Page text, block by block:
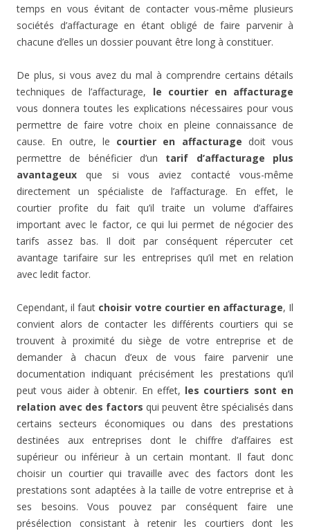
temps en vous évitant de contacter vous-même plusieurs
sociétés d’affacturage en étant obligé de faire parvenir à
chacune d’elles un dossier pouvant être long à constituer.
De plus, si vous avez du mal à comprendre certains détails
techniques de l’affacturage, le courtier en affacturage
vous donnera toutes les explications nécessaires pour vous
permettre de faire votre choix en pleine connaissance de
cause. En outre, le courtier en affacturage doit vous
permettre de bénéficier d’un tarif d’affacturage plus
avantageux que si vous aviez contacté vous-même
directement un spécialiste de l’affacturage. En effet, le
courtier profite du fait qu’il traite un volume d’affaires
important avec le factor, ce qui lui permet de négocier des
tarifs assez bas. Il doit par conséquent répercuter cet
avantage tarifaire sur les entreprises qu’il met en relation
avec ledit factor.
Cependant, il faut choisir votre courtier en affacturage, Il
convient alors de contacter les différents courtiers qui se
trouvent à proximité du siège de votre entreprise et de
demander à chacun d’eux de vous faire parvenir une
documentation indiquant précisément les prestations qu’il
peut vous aider à obtenir. En effet, les courtiers sont en
relation avec des factors qui peuvent être spécialisés dans
certains secteurs économiques ou dans des prestations
destinées aux entreprises dont le chiffre d’affaires est
supérieur ou inférieur à un certain montant. Il faut donc
choisir un courtier qui travaille avec des factors dont les
prestations sont adaptées à la taille de votre entreprise et à
ses besoins. Vous pouvez par conséquent faire une
présélection consistant à retenir les courtiers dont les